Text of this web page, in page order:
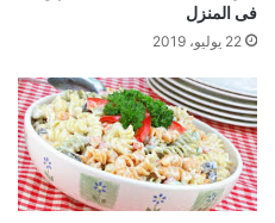
فى المنزل
22 يوليو، 2019